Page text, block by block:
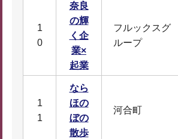
1
0
奈良
の輝
く企
業×
起業
フルックスグ
ループ
1
1
なら
ほの
ぼの
散歩
河合町